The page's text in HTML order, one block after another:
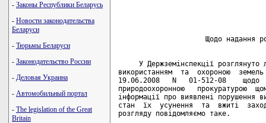
- Законы Республики Беларусь
- Новости законодательства
Беларуси
- Тюрьмы Беларуси
- Законодательство России
- Деловая Украина
- Автомобильный портал
- The legislation of the Great
Britain
Щодо надання
У Держземінспекції розглянуто
використанням  та  охороною
19.06.2008   N   01-512-08    щодо
природоохоронною   прокуратурою
інформації про виявлені порушення
стан  їх  усунення  та  вжиті
розгляду повідомляємо таке.